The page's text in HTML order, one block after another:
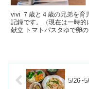
vivi ７歳と４歳の兄弟を育
記録です。（現在は一時
献立 トマトパスタゆで卵
5/